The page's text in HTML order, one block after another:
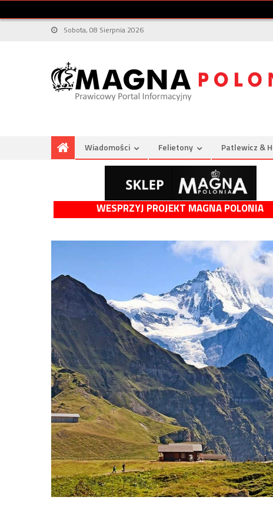
Sobota, 08 Sierpnia 2026
Wiadomości Felietony Patlewicz &
WESPRZYJ PROJEKT MAGNA POLONIA